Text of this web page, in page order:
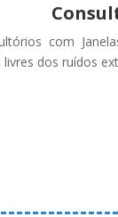
com
livres dos ruídos